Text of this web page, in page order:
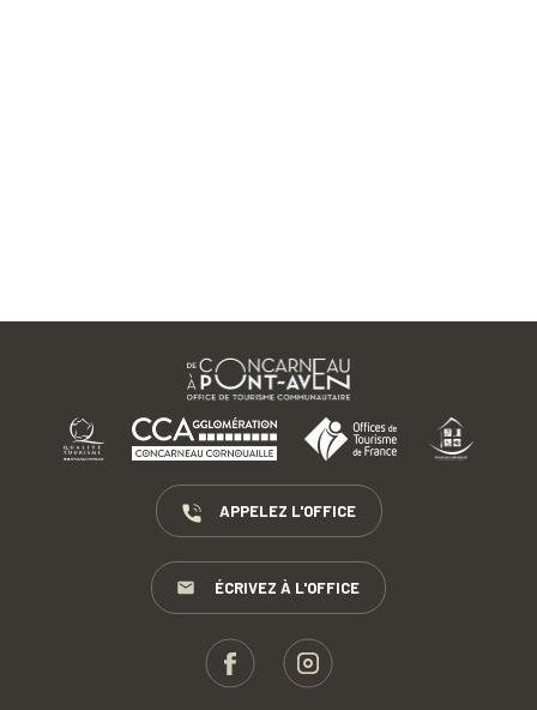
APPELEZ L'OFFICE
ÉCRIVEZ À L'OFFICE